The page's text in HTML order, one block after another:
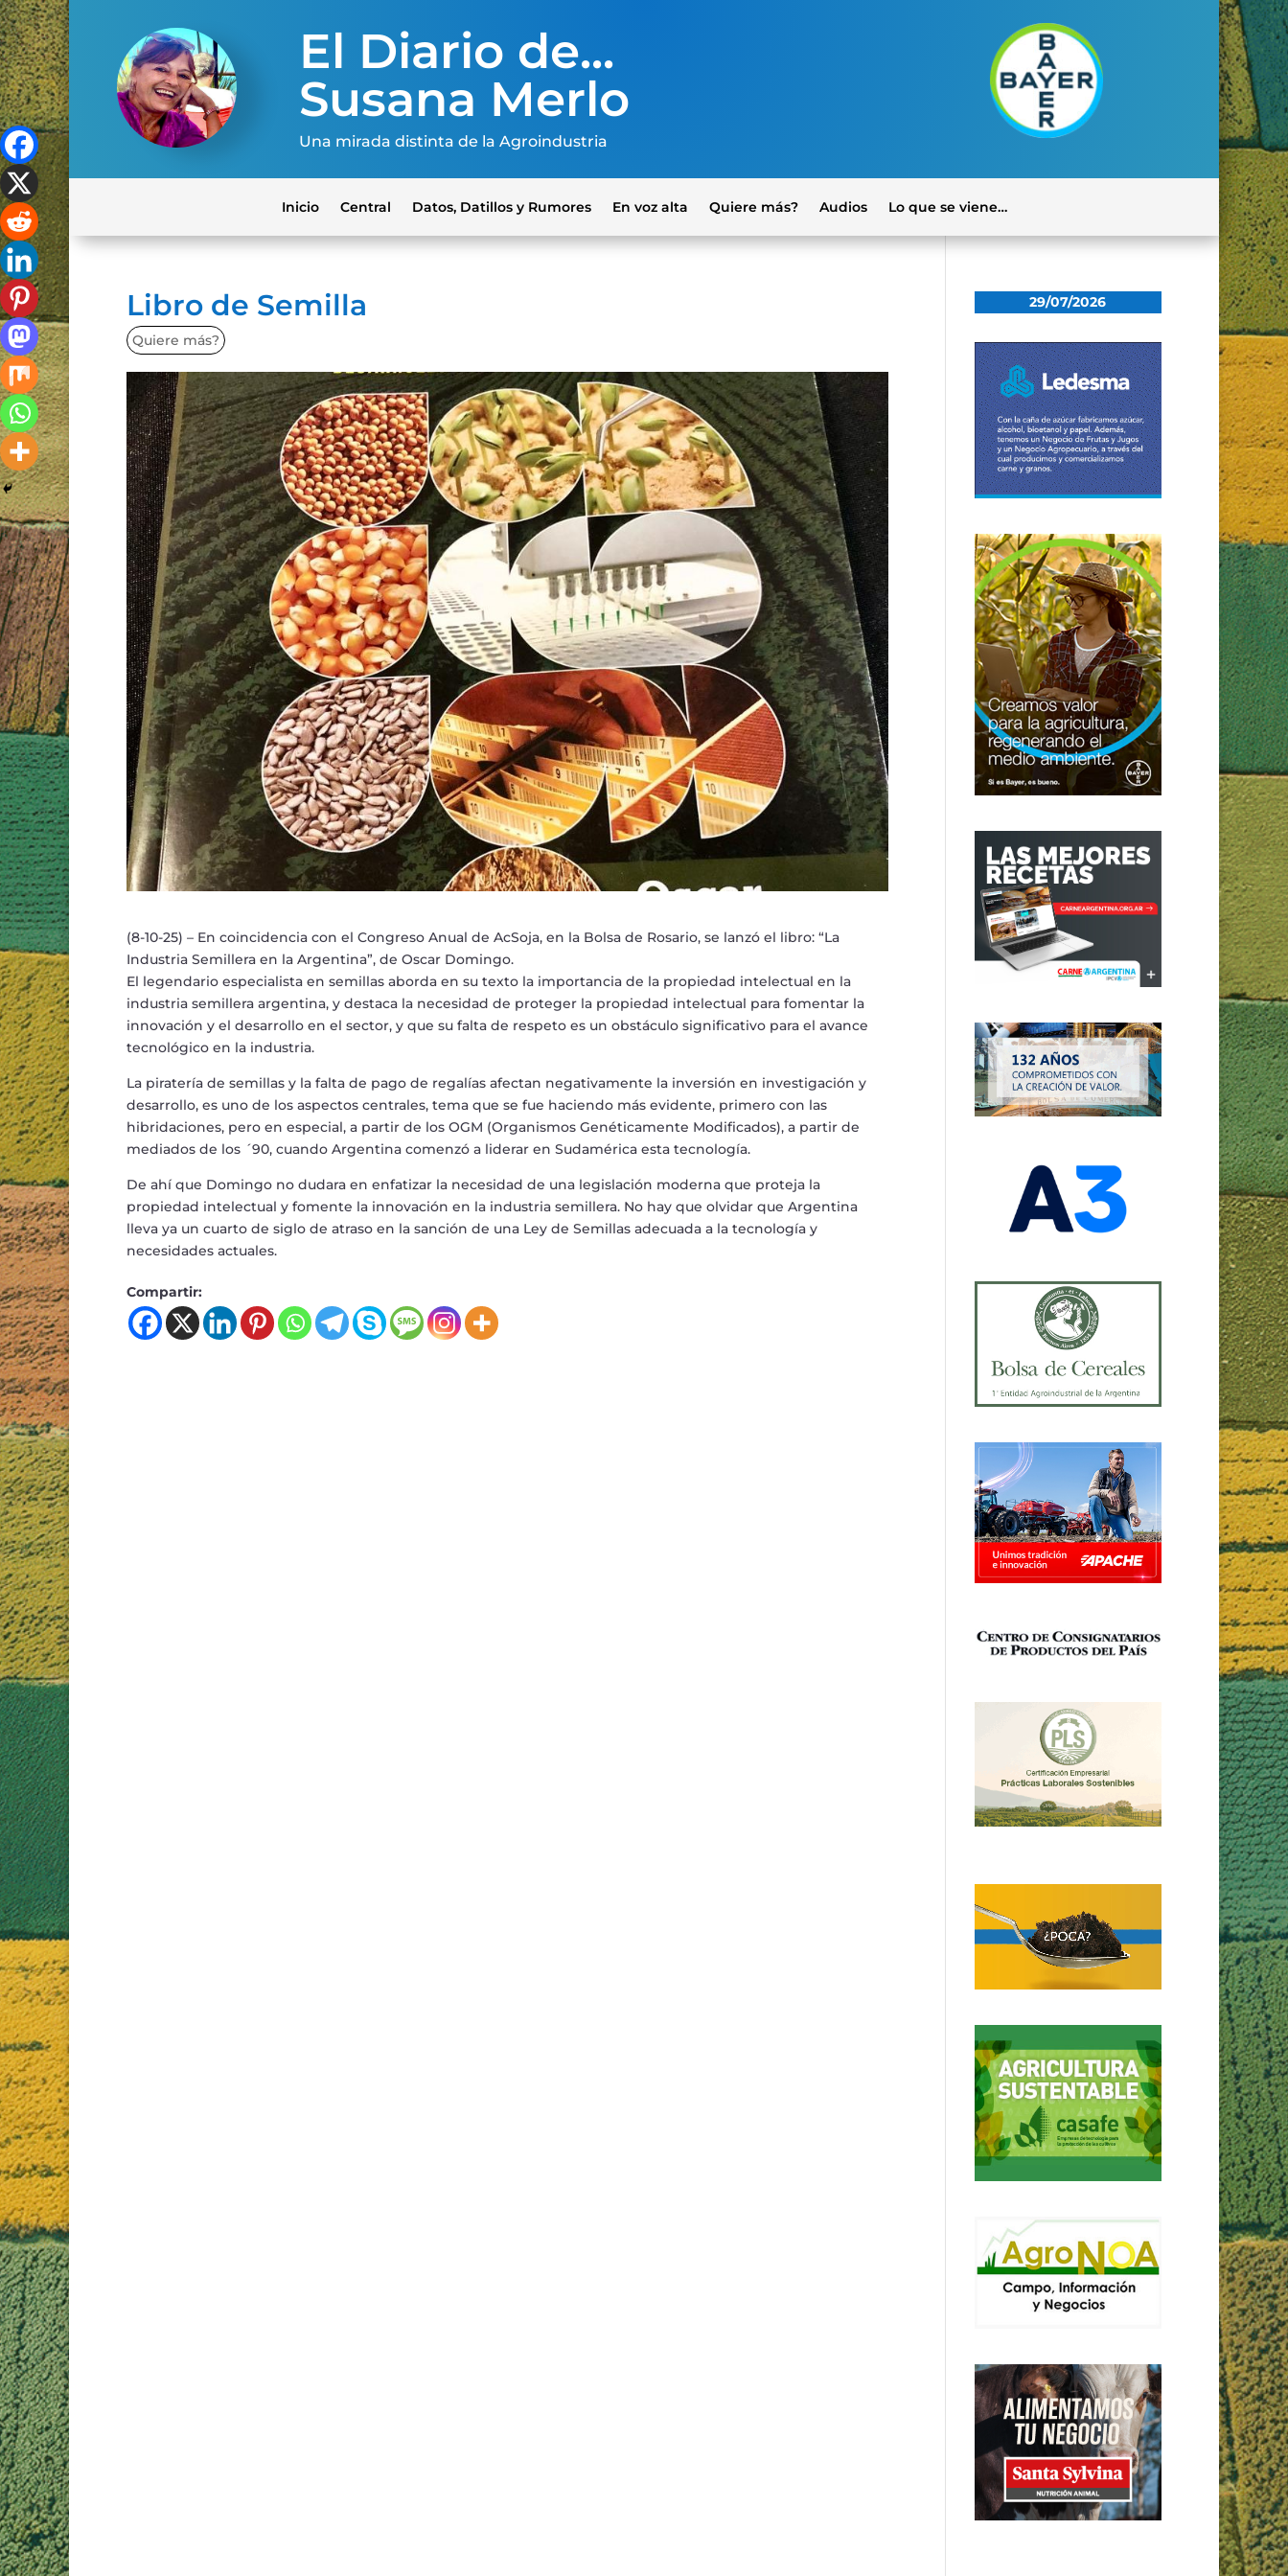
El Diario de...
Susana Merlo
Una mirada distinta de la Agroindustria
Inicio Central Datos, Datillos y Rumores En voz alta Quiere más? Audios Lo que se viene…
Libro de Semilla
Quiere más?
(8-10-25) – En coincidencia con el Congreso Anual de AcSoja, en la Bolsa de Rosario, se lanzó el libro: “La
Industria Semillera en la Argentina”, de Oscar Domingo.
El legendario especialista en semillas aborda en su texto la importancia de la propiedad intelectual en la
industria semillera argentina, y destaca la necesidad de proteger la propiedad intelectual para fomentar la
innovación y el desarrollo en el sector, y que su falta de respeto es un obstáculo significativo para el avance
tecnológico en la industria.
La piratería de semillas y la falta de pago de regalías afectan negativamente la inversión en investigación y
desarrollo, es uno de los aspectos centrales, tema que se fue haciendo más evidente, primero con las
hibridaciones, pero en especial, a partir de los OGM (Organismos Genéticamente Modificados), a partir de
mediados de los ´90, cuando Argentina comenzó a liderar en Sudamérica esta tecnología.
De ahí que Domingo no dudara en enfatizar la necesidad de una legislación moderna que proteja la
propiedad intelectual y fomente la innovación en la industria semillera. No hay que olvidar que Argentina
lleva ya un cuarto de siglo de atraso en la sanción de una Ley de Semillas adecuada a la tecnología y
necesidades actuales.
Compartir:
29/07/2026